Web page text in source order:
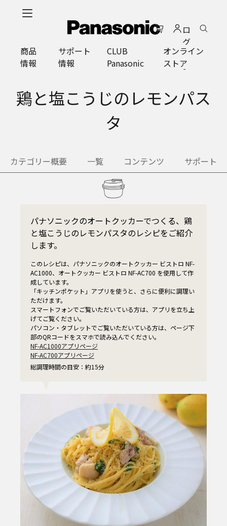
ロ
グ
イ
ン
商品
情報
サポート
情報
CLUB
Panasonic
オンライン
ストア
鶏と塩こうじのレモンパス
タ
カテゴリー概要 一覧 コンテンツ サポート
パナソニックのオートクッカーでつくる、鶏
と塩こうじのレモンパスタのレシピをご紹介
します。
このレシピは、パナソニックのオートクッカー ビストロ NF-
AC1000、オートクッカー ビストロ NF-AC700 を使用して作
成しています。
「キッチンポケット」アプリを使うと、さらに便利に調理い
ただけます。
スマートフォンでご覧いただいている方は、アプリを立ち上
げてご覧ください。
パソコン・タブレットでご覧いただいている方は、ページ下
部のQRコードをスマホで読み込んでください。
NF-AC1000アプリページ
NF-AC700アプリページ
総調理時間の目安：約15分